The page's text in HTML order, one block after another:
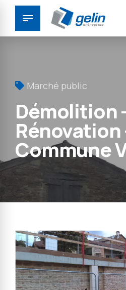
Marché public
Démolition
Rénovation
Commune
Panneau de gestion des cookies